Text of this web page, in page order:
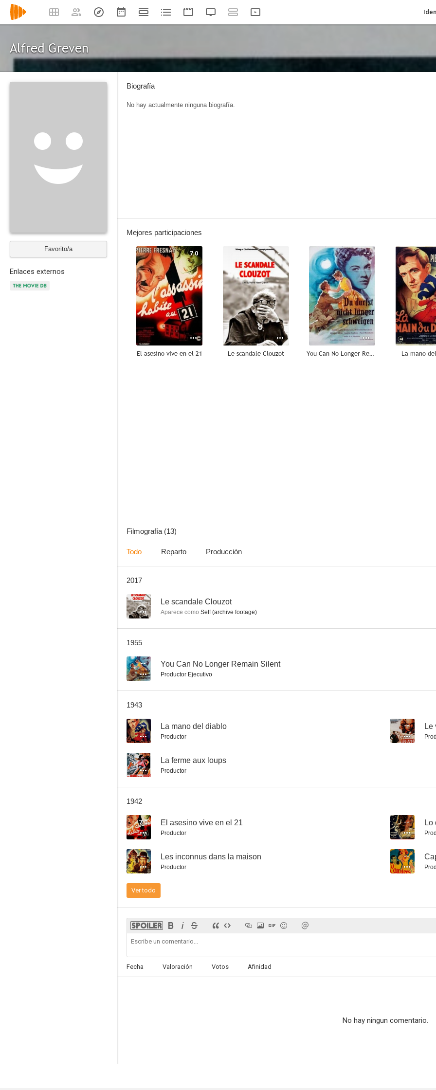
Alfred Greven
Favorito/a
Enlaces externos
Biografía
No hay actualmente ninguna biografía.
Mejores participaciones
7.0
El asesino vive en el 21
--
Le scandale Clouzot
--
You Can No Longer Remain Silent La mano
Filmografía (13)
Todo Reparto Producción
2017
-- Le scandale Clouzot
Aparece como Self (archive footage)
1955
-- You Can No Longer Remain Silent
Productor Ejecutivo
1943
-- La mano del diablo
Productor
-- Le
-- La ferme aux loups
Productor
1942
7.0 El asesino vive en el 21
Productor
-- Lo
-- Les inconnus dans la maison
Productor
--
Ver todo
Fecha Valoración Votos Afinidad
No hay ningun comentario.